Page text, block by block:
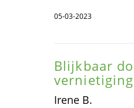
05-03-2023
Blijkbaar
vernietiging
Irene B.